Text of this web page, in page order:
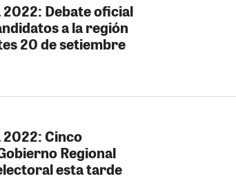
2022: Debate oficial
a la región
20 de setiembre
2022: Cinco
Regional
esta tarde